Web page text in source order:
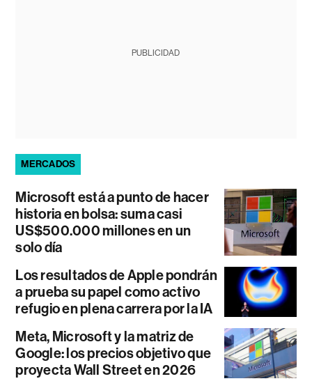
PUBLICIDAD
MERCADOS
Microsoft está a punto de hacer
historia en bolsa: suma casi
US$500.000 millones en un
solo día
Los resultados de Apple pondrán
a prueba su papel como activo
refugio en plena carrera por la IA
Meta, Microsoft y la matriz de
Google: los precios objetivo que
proyecta Wall Street en 2026